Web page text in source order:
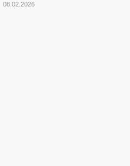
08.02.2026